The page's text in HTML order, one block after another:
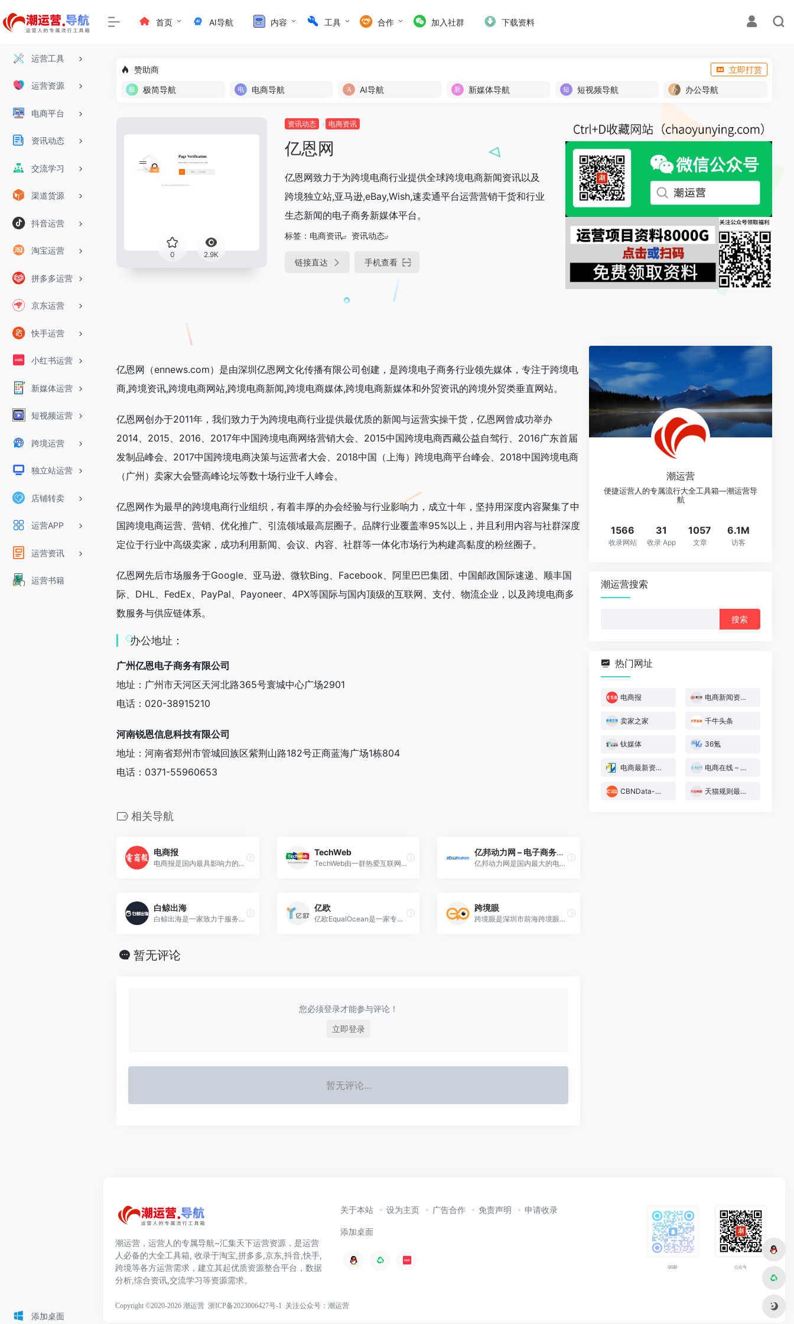
运营工具
运营资源
电商平台
资讯动态
交流学习
渠道货源
抖音运营
淘宝运营
拼多多运营
京东运营
快手运营
小红书运营
新媒体运营
短视频运营
跨境运营
独立站运营
店铺转卖
运营APP
运营资讯
运营书籍
添加桌面
首页 AI导航 内容 工具 合作 加入社群 下载资料
赞助商
立即打赏
极简导航
电商导航 AI导航 新媒体导航 短视频导航 办公导航
0 2.9K
资讯动态 电商资讯
亿恩网
亿恩网致力于为跨境电商行业提供全球跨境电商新闻资讯以及
跨境独立站,亚马逊,eBay,Wish,速卖通平台运营营销干货和行业
生态新闻的电子商务新媒体平台。
标签： 电商资讯 资讯动态
链接直达 手机查看
亿恩网（ennews.com）是由深圳亿恩网文化传播有限公司创建，是跨境电子商务行业领先媒体，专注于跨境电
商,跨境资讯,跨境电商网站,跨境电商新闻,跨境电商媒体,跨境电商新媒体和外贸资讯的跨境外贸类垂直网站。
亿恩网创办于2011年，我们致力于为跨境电商行业提供最优质的新闻与运营实操干货，亿恩网曾成功举办
2014、2015、2016、2017年中国跨境电商网络营销大会、2015中国跨境电商西藏公益自驾行、2016广东首届
发制品峰会、2017中国跨境电商决策与运营者大会、2018中国（上海）跨境电商平台峰会、2018中国跨境电商
（广州）卖家大会暨高峰论坛等数十场行业千人峰会。
亿恩网作为最早的跨境电商行业组织，有着丰厚的办会经验与行业影响力，成立十年，坚持用深度内容聚集了中
国跨境电商运营、营销、优化推广、引流领域最高层圈子。品牌行业覆盖率95%以上，并且利用内容与社群深度
定位于行业中高级卖家，成功利用新闻、会议、内容、社群等一体化市场行为构建高黏度的粉丝圈子。
亿恩网先后市场服务于Google、亚马逊、微软Bing、Facebook、阿里巴巴集团、中国邮政国际速递、顺丰国
际、DHL、FedEx、PayPal、Payoneer、4PX等国际与国内顶级的互联网、支付、物流企业，以及跨境电商多
数服务与供应链体系。
办公地址：
广州亿恩电子商务有限公司
地址：广州市天河区天河北路365号寰城中心广场2901
电话：020-38915210
河南锐恩信息科技有限公司
地址：河南省郑州市管城回族区紫荆山路182号正商蓝海广场1栋804
电话：0371-55960653
相关导航
电商报
电商报是国内最具影响力的电子商务媒体和电子商务专业研究机构之一，关注并24小时播报B2B、B2C、C2C、外贸、移动电商等电商领域最新动态，揭示电子商务行业发展趋势和热点话题。
TechWeb
TechWeb由一群热爱互联网、热爱新闻的资深网络新闻工作者创建、维护。每日专业提供互联网产品、智能设备及互联网服务等方面的最新资讯。
亿邦动力网 – 电子商务新闻门户
亿邦动力网是国内最大的电子商务专业媒体
白鲸出海
白鲸出海是一家致力于服务中国泛互联网企业走向海外的综合服务平台，目前白鲸出海涵盖资讯（快讯、7×24h、问答和话题等）、数据（公司、产品、资本、榜单、专辑和投放等）、服务（...
亿欧
亿欧EqualOcean是一家专注科技+产业+投资的信息平台和智库；成立于2014年2月，总部位于北京，用户/客户覆盖超过50个国家或地区。
跨境眼
跨境眼是深圳市前海跨境眼科技…
暂无评论
您必须登录才能参与评论！
立即登录
暂无评论...
潮运营
便捷运营人的专属流行大全工具箱—潮运营导
航
1566
收录网站
31
收录 App
1057
文章
6.1M
访客
潮运营搜索
热门网址
电商报 电商新闻资讯 – 第一枪
卖家之家 千牛头条
钛媒体 36氪
电商最新资讯 – 站长之家 电商在线 – 电商资讯第一入口
CBNData-第一财经商业数据中心 天猫规则最新公告
潮运营，运营人的专属导航~汇集天下运营资源，是运营
人必备的大全工具箱, 收录于淘宝,拼多多,京东,抖音,快手,
跨境等各方运营需求，建立其起优质资源整合平台，数据
分析,综合资讯,交流学习等资源需求。
关于本站 设为主页 广告合作 免责声明 申请收录
添加桌面
QQ群 公众号
Copyright ©2020-2026 潮运营 浙ICP备2023006427号-1 关注公众号：潮运营